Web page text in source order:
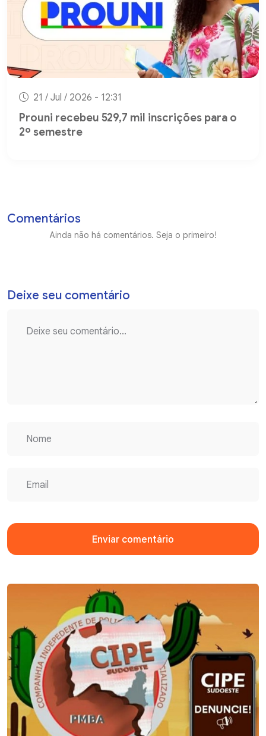
21 / Jul / 2026 - 12:31
Prouni recebeu 529,7 mil inscrições para o
2º semestre
Comentários
Ainda não há comentários. Seja o primeiro!
Deixe seu comentário
Enviar comentário